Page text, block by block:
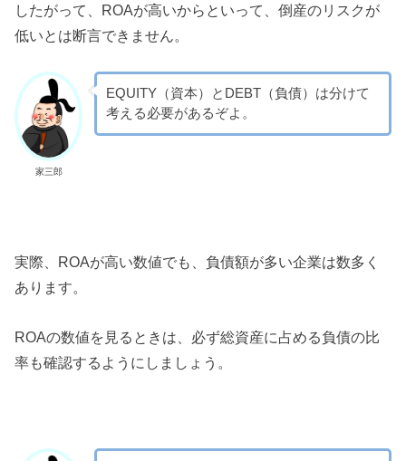
したがって、ROAが高いからといって、倒産のリスクが
低いとは断言できません。
家三郎
EQUITY（資本）とDEBT（負債）は分けて
考える必要があるぞよ。
実際、ROAが高い数値でも、負債額が多い企業は数多く
あります。
ROAの数値を見るときは、必ず総資産に占める負債の比
率も確認するようにしましょう。